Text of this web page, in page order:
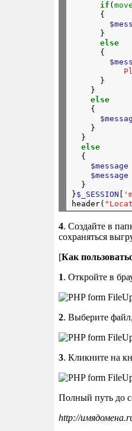
if (
      {
      }
else
      {
      }
    }
else
    {
    }
  }
else
  {
$message
$message
  }
}$_SESSION
header(
4. Создайте в
сохраняться
[Как
1. Откройте в
2. Выберите
3. Кликните на
Полный путь до
http://